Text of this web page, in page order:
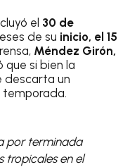
el 30 de
de su inicio, el 15
Méndez Girón,
si bien la
descarta un
por terminada
tropicales en el